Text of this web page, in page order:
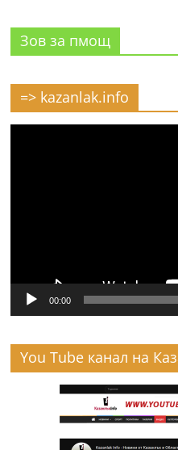
Зов за пмощ
=> kazanlak.info
00:00
You Tube канал на